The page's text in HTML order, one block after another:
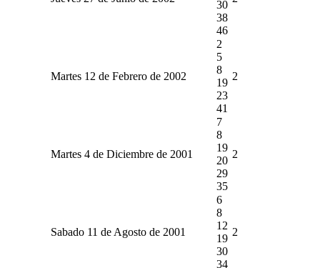
30
38
46
Martes 12 de Febrero de 2002
2
5
8
19
23
41
2
Martes 4 de Diciembre de 2001
7
8
19
20
29
35
2
Sabado 11 de Agosto de 2001
6
8
12
19
30
34
2